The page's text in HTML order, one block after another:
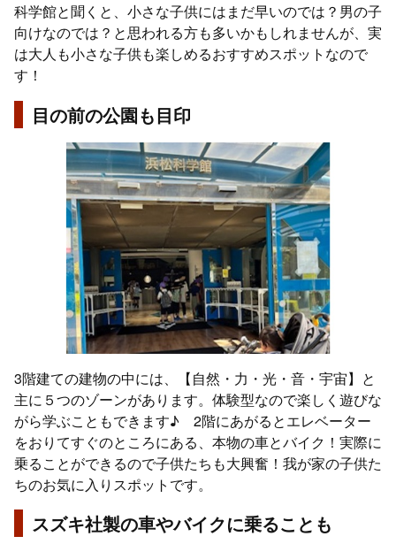
科学館と聞くと、小さな子供にはまだ早いのでは？男の子
向けなのでは？と思われる方も多いかもしれませんが、実
は大人も小さな子供も楽しめるおすすめスポットなので
す！
目の前の公園も目印
3階建ての建物の中には、【自然・力・光・音・宇宙】と
主に５つのゾーンがあります。体験型なので楽しく遊びな
がら学ぶこともできます♪ 2階にあがるとエレベーター
をおりてすぐのところにある、本物の車とバイク！実際に
乗ることができるので子供たちも大興奮！我が家の子供た
ちのお気に入りスポットです。
スズキ社製の車やバイクに乗ることも